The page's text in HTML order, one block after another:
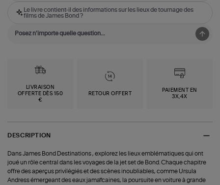
Le livre contient-il des informations sur les lieux de tournage des
films de James Bond ?
LIVRAISON
OFFERTE DÈS 150
€
RETOUR OFFERT
PAIEMENT EN
3X,4X
DESCRIPTION
Dans James Bond Destinations , explorez les lieux emblématiques qui ont
joué un rôle central dans les voyages de la jet set de Bond. Chaque chapitre
offre des aperçus privilégiés et des scènes inoubliables, comme Ursula
Andress émergeant des eaux jamaïcaines, la poursuite en voiture à grande